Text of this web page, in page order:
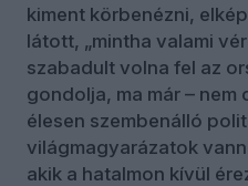
kiment körbenézni,
látott, „mintha valami
szabadult volna fel az
gondolja, ma már –
élesen szembenálló
világmagyarázatok
akik a hatalmon kívül